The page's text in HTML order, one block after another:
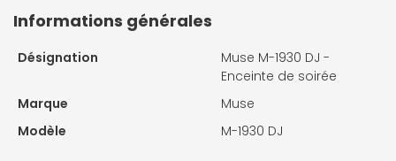
Informations générales
Désignation
Muse M-1930 DJ -
Enceinte de soirée
Marque
Muse
Modèle
M-1930 DJ